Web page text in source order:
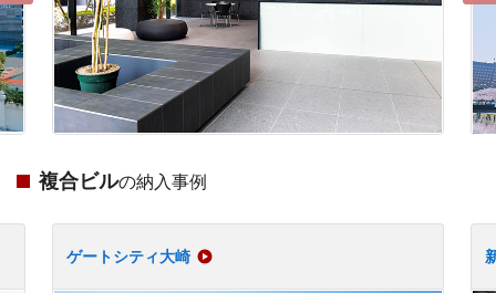
複合ビルの納入事例
ゲートシティ大崎